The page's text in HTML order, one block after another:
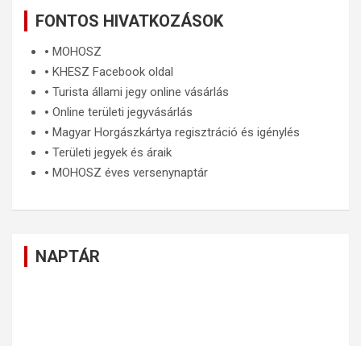
FONTOS HIVATKOZÁSOK
🞄 MOHOSZ
🞄 KHESZ Facebook oldal
🞄 Turista állami jegy online vásárlás
🞄 Online területi jegyvásárlás
🞄 Magyar Horgászkártya regisztráció és igénylés
🞄 Területi jegyek és áraik
🞄 MOHOSZ éves versenynaptár
NAPTÁR